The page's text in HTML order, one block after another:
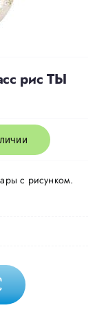
рис ТЫ
с рисунком.